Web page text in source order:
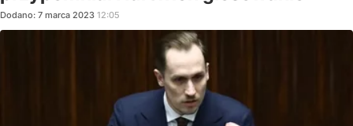
Dodano: 7 marca 2023 12:05